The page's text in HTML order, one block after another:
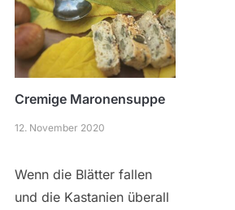
Cremige Maronensuppe
12. November 2020
Wenn die Blätter fallen
und die Kastanien überall